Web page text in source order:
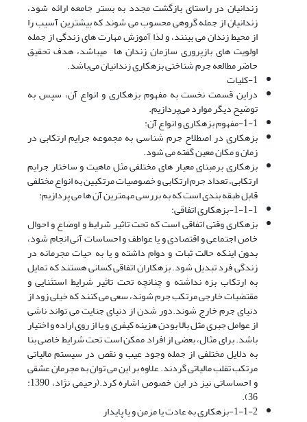
زندانیان در راستای بازگشت مجدد به بستر جامعه ارائه شود،
زندانیان از جمله گروهی محسوب می شوند که بیشترین آسیب را
از محیط زندان می بینند، و لذا آموزش مهارت های زندگی از جمله
اولویت های بازپروری سازمان زندان ها میباشد، هدف تحقیق
حاضر مطالعه جرم شناختی بزهکاری زندانیان می‌باشد.
1-کلیات
دراین قسمت نخست به مفهوم بزهکاری و انواع آن، سپس به
توضیح دیگر موارد می‌پردازیم.
1-1-مفهوم بزهکاری و انواع آن:
بزهکاری در اصطلاح جرم شناسی به مجموعه جرایم ارتکابی در
زمان و مکان معین گفته می شود.
بزهکاری برمبنای معیار های مختلفی مثل ماهیت و ساختار جرایم
ارتکابی، تعداد جرم ارتکابی و خصوصیات مرتکبین به انواع مختلفی
قابل طبقه بندی است که به بررسی مهمترین آن ها می پردازیم:
1-1-1-بزهکاری اتفاقی:
بزهکاری وقتی اتفاقی است که تحت تاثیر شرایط و اوضاع و احوال
خاص اجتماعی و اقتصادی و یا عواطف و احساسات آنی انجام شود،
بدون اینکه حالت ثبات و دوام داشته و یا به حیات مجرمانه در
زندگی فرد تبدیل شود. بزهکاران اتفاقی کسانی هستند که تمایل
به ارتکاب بزه نداشته و چنانچه تحت تاثیر شرایط استثنایی و
مقتضیات خارجی مرتکب جرم شوند، سعی می کنند که خیلی زود از
دنیای جرم خارج شوند.دور شدن از دنیای جنایت می تواند ناشی
از عوامل جبری مثل بالا بودن هزینه کیفری و یا از روی اراده و اختیار
باشد. برای مثال، بعضی از افراد ممکن است تحت شرایط خاصی بنا
به دلایل مختلفی از جمله وجود عیب و نقص در سیستم مالیاتی
مرتکب تقلب مالیاتی گردند. علاوه بر این می توان به مجرمان عشقی
و احساساتی نیز در این خصوص اشاره کرد.(رحیمی نژاد، 1390:
36).
1-1-2-بزهکاری به عادت یا مزمن و یا پایدار